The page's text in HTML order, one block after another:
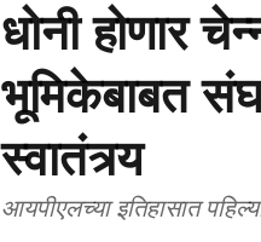
धोनी होणार
भूमिकेबाबत संघ
स्वातंत्र्य
आयपीएलच्या इतिहासात